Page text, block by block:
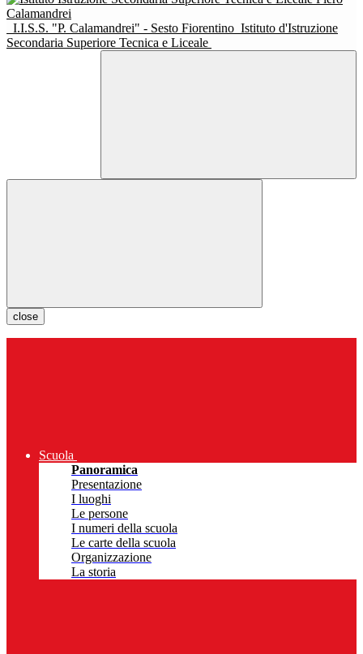
I.I.S.S. "P. Calamandrei" - Sesto Fiorentino Istituto d'Istruzione
Secondaria Superiore Tecnica e Liceale
close
Scuola
Panoramica
Presentazione
I luoghi
Le persone
I numeri della scuola
Le carte della scuola
Organizzazione
La storia